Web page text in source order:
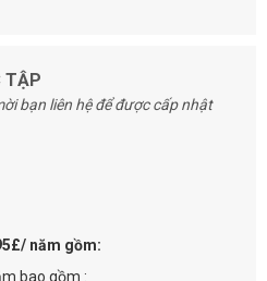
TẬP
bạn liên hệ để được cấp nhật
năm gồm:
bao gồm :